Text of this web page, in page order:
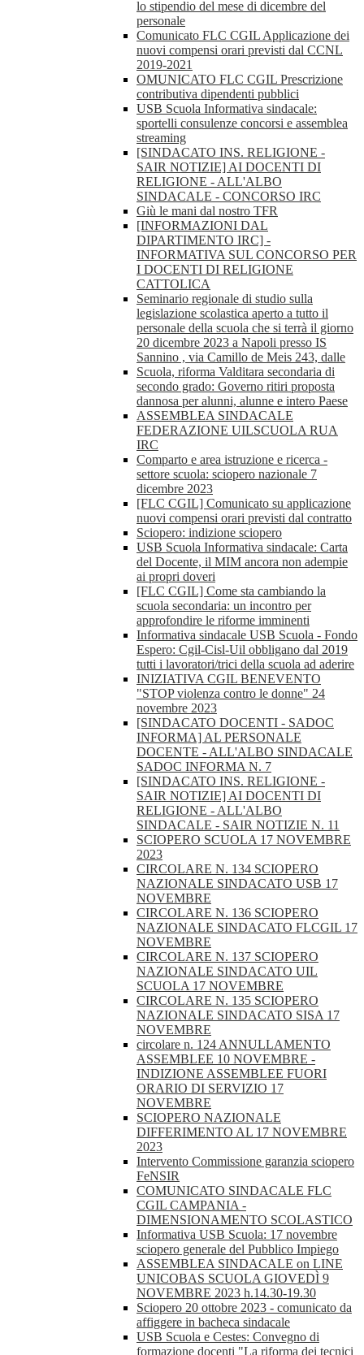
lo stipendio del mese di dicembre del
personale
Comunicato FLC CGIL Applicazione dei
nuovi compensi orari previsti dal CCNL
2019-2021
OMUNICATO FLC CGIL Prescrizione
contributiva dipendenti pubblici
USB Scuola Informativa sindacale:
sportelli consulenze concorsi e assemblea
streaming
[SINDACATO INS. RELIGIONE -
SAIR NOTIZIE] AI DOCENTI DI
RELIGIONE - ALL'ALBO
SINDACALE - CONCORSO IRC
Giù le mani dal nostro TFR
[INFORMAZIONI DAL
DIPARTIMENTO IRC] -
INFORMATIVA SUL CONCORSO PER
I DOCENTI DI RELIGIONE
CATTOLICA
Seminario regionale di studio sulla
legislazione scolastica aperto a tutto il
personale della scuola che si terrà il giorno
20 dicembre 2023 a Napoli presso IS
Sannino , via Camillo de Meis 243, dalle
Scuola, riforma Valditara secondaria di
secondo grado: Governo ritiri proposta
dannosa per alunni, alunne e intero Paese
ASSEMBLEA SINDACALE
FEDERAZIONE UILSCUOLA RUA
IRC
Comparto e area istruzione e ricerca -
settore scuola: sciopero nazionale 7
dicembre 2023
[FLC CGIL] Comunicato su applicazione
nuovi compensi orari previsti dal contratto
Sciopero: indizione sciopero
USB Scuola Informativa sindacale: Carta
del Docente, il MIM ancora non adempie
ai propri doveri
[FLC CGIL] Come sta cambiando la
scuola secondaria: un incontro per
approfondire le riforme imminenti
Informativa sindacale USB Scuola - Fondo
Espero: Cgil-Cisl-Uil obbligano dal 2019
tutti i lavoratori/trici della scuola ad aderire
INIZIATIVA CGIL BENEVENTO
"STOP violenza contro le donne" 24
novembre 2023
[SINDACATO DOCENTI - SADOC
INFORMA] AL PERSONALE
DOCENTE - ALL'ALBO SINDACALE
SADOC INFORMA N. 7
[SINDACATO INS. RELIGIONE -
SAIR NOTIZIE] AI DOCENTI DI
RELIGIONE - ALL'ALBO
SINDACALE - SAIR NOTIZIE N. 11
SCIOPERO SCUOLA 17 NOVEMBRE
2023
CIRCOLARE N. 134 SCIOPERO
NAZIONALE SINDACATO USB 17
NOVEMBRE
CIRCOLARE N. 136 SCIOPERO
NAZIONALE SINDACATO FLCGIL 17
NOVEMBRE
CIRCOLARE N. 137 SCIOPERO
NAZIONALE SINDACATO UIL
SCUOLA 17 NOVEMBRE
CIRCOLARE N. 135 SCIOPERO
NAZIONALE SINDACATO SISA 17
NOVEMBRE
circolare n. 124 ANNULLAMENTO
ASSEMBLEE 10 NOVEMBRE -
INDIZIONE ASSEMBLEE FUORI
ORARIO DI SERVIZIO 17
NOVEMBRE
SCIOPERO NAZIONALE
DIFFERIMENTO AL 17 NOVEMBRE
2023
Intervento Commissione garanzia sciopero
FeNSIR
COMUNICATO SINDACALE FLC
CGIL CAMPANIA -
DIMENSIONAMENTO SCOLASTICO
Informativa USB Scuola: 17 novembre
sciopero generale del Pubblico Impiego
ASSEMBLEA SINDACALE on LINE
UNICOBAS SCUOLA GIOVEDÌ 9
NOVEMBRE 2023 h.14.30-19.30
Sciopero 20 ottobre 2023 - comunicato da
affiggere in bacheca sindacale
USB Scuola e Cestes: Convegno di
formazione docenti "La riforma dei tecnici